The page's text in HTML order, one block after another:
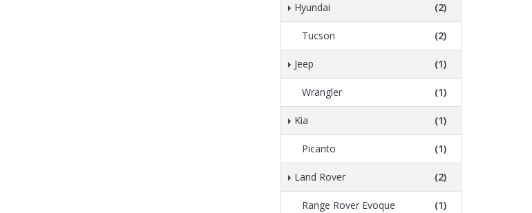
Hyundai (2)
Tucson (2)
Jeep (1)
Wrangler (1)
Kia (1)
Picanto (1)
Land Rover (2)
Range Rover Evoque (1)